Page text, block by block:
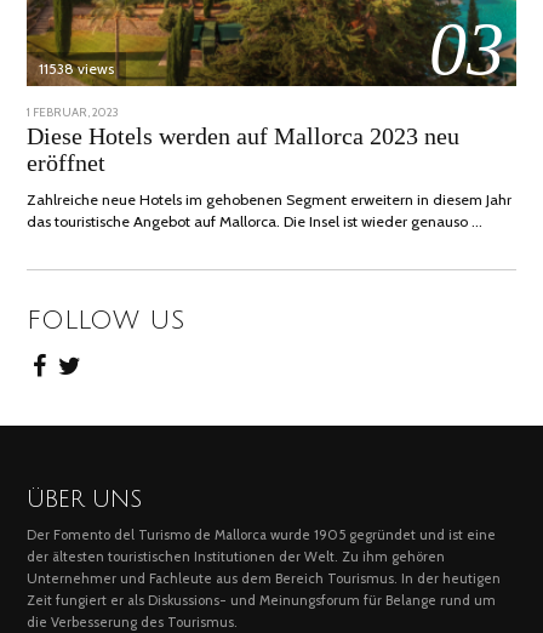
03
11538 views
POSTED
ON
1 FEBRUAR, 2023
FEBRUAR,
2023
Diese Hotels werden auf Mallorca 2023 neu
eröffnet
Zahlreiche neue Hotels im gehobenen Segment erweitern in diesem Jahr
das touristische Angebot auf Mallorca. Die Insel ist wieder genauso …
FOLLOW US
ÜBER UNS
Der Fomento del Turismo de Mallorca wurde 1905 gegründet und ist eine
der ältesten touristischen Institutionen der Welt. Zu ihm gehören
Unternehmer und Fachleute aus dem Bereich Tourismus. In der heutigen
Zeit fungiert er als Diskussions- und Meinungsforum für Belange rund um
die Verbesserung des Tourismus.